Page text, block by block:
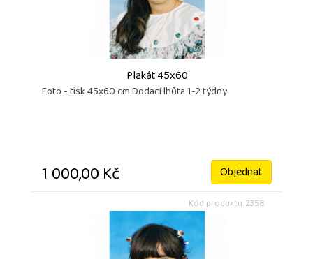
Plakát 45x60
Foto - tisk 45x60 cm Dodací lhůta 1-2 týdny
1 000,00 Kč Objednat
Kód produktu: 2358